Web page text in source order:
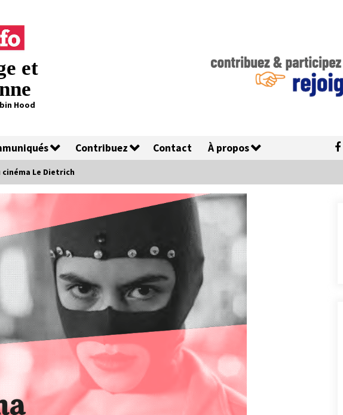
et
Hood
Contribuez Contact À propos
cinéma Le Dietrich